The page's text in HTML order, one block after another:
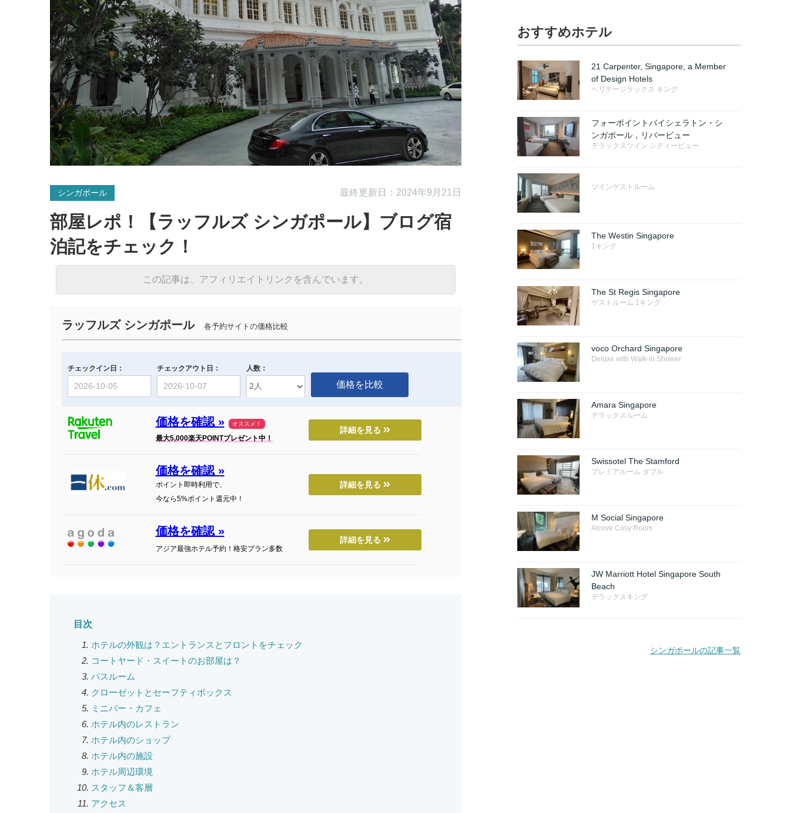
シンガポール 最終更新日：2024年9月21日
部屋レポ！【ラッフルズ シンガポール】ブログ宿
泊記をチェック！
この記事は、アフィリエイトリンクを含んでいます。
ラッフルズ シンガポール各予約サイトの価格比較
チェックイン日： チェックアウト日： 人数：
価格を確認 » オススメ！
最大5,000楽天POINTプレゼント中！
詳細を見る
価格を確認 »
ポイント即時利用で、
今なら5%ポイント還元中！
詳細を見る
価格を確認 »
アジア最強ホテル予約！格安プラン多数
詳細を見る
目次
ホテルの外観は？エントランスとフロントをチェック
コートヤード・スイートのお部屋は？
バスルーム
クローゼットとセーフティボックス
ミニバー・カフェ
ホテル内のレストラン
ホテル内のショップ
ホテル内の施設
ホテル周辺環境
スタッフ＆客層
アクセス
おすすめホテル
21 Carpenter, Singapore, a Member
of Design Hotels
ヘリテージラックス キング
フォーポイントバイシェラトン・シ
ンガポール，リバービュー
デラックスツイン シティービュー
ツインゲストルーム
The Westin Singapore
1キング
The St Regis Singapore
ゲストルーム 1キング
voco Orchard Singapore
Deluxe with Walk-in Shower
Amara Singapore
デラックスルーム
Swissotel The Stamford
プレミアルーム ダブル
M Social Singapore
Alcove Cosy Room
JW Marriott Hotel Singapore South
Beach
デラックスキング
シンガポールの記事一覧